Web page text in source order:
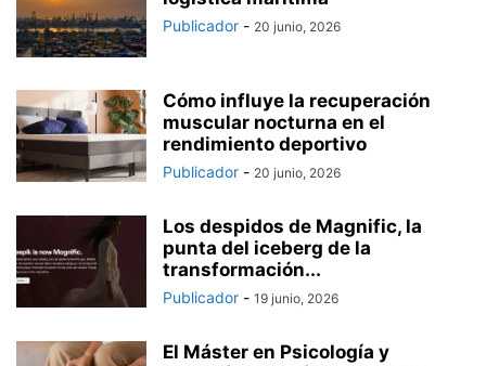
Publicador - 20 junio, 2026
Cómo influye la recuperación
muscular nocturna en el
rendimiento deportivo
Publicador - 20 junio, 2026
Los despidos de Magnific, la
punta del iceberg de la
transformación...
Publicador - 19 junio, 2026
El Máster en Psicología y